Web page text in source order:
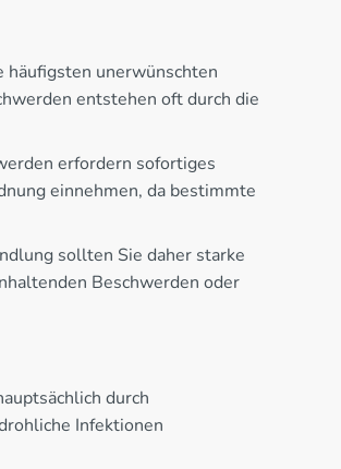
häufigsten unerwünschten
entstehen oft durch die
erfordern sofortiges
einnehmen, da bestimmte
sollten Sie daher starke
Beschwerden oder
durch
Infektionen